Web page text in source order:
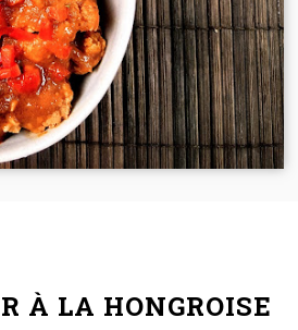
À LA HONGROISE